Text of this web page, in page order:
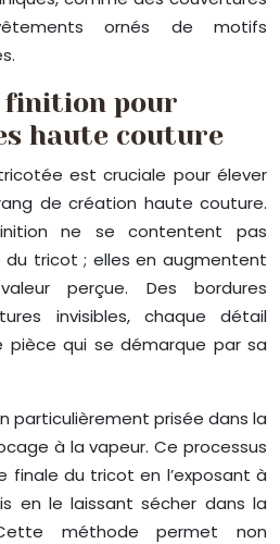
ornés de motifs
finition pour
haute couture
est cruciale pour élever
de création haute couture.
ne se contentent pas
du tricot ; elles en augmentent
perçue. Des bordures
invisibles, chaque détail
pièce qui se démarque par sa
particulièrement prisée dans la
à la vapeur. Ce processus
finale du tricot en l’exposant à
en le laissant sécher dans la
méthode permet non